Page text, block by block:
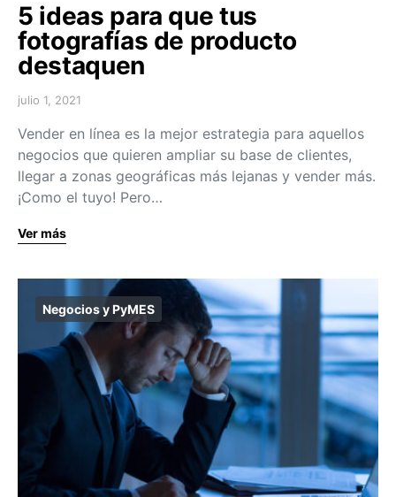
5 ideas para que tus
fotografías de producto
destaquen
julio 1, 2021
Vender en línea es la mejor estrategia para aquellos
negocios que quieren ampliar su base de clientes,
llegar a zonas geográficas más lejanas y vender más.
¡Como el tuyo! Pero…
Ver más
Negocios y PyMES